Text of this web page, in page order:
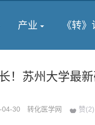
产业 《转》
！苏州大学最
04-30 转化医学网 赞(2)